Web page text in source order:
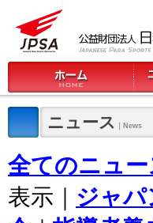
ニュース ｜News
全てのニュ
表示｜ ジャ